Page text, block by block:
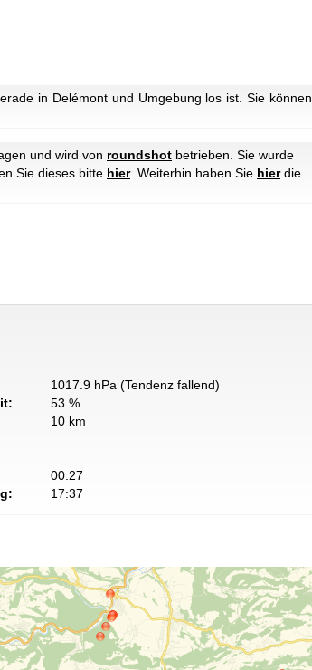
in Delémont und Umgebung los ist. Sie können
und wird von roundshot betrieben. Sie wurde
Sie dieses bitte hier. Weiterhin haben Sie hierdie
1017.9 hPa (Tendenz fallend)
53 %
10 km
00:27
17:37